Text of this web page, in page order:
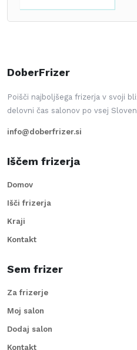
DoberFrizer
Poišči najboljšega frizerja v svoji
delovni čas salonov po vsej
info@doberfrizer.si
Iščem frizerja
Domov
Išči frizerja
Kraji
Kontakt
Sem frizer
Za frizerje
Moj salon
Dodaj salon
Kontakt